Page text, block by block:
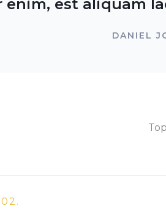
enim, est aliquam
DANIEL
02.